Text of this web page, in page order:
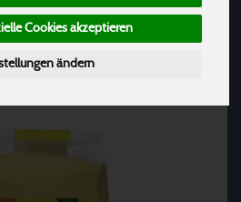
Cookies akzeptieren
ändern
Allergene